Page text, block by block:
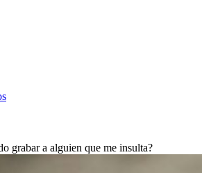
grabar a alguien que me insulta?